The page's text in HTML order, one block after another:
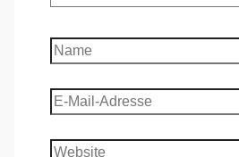
Name
E-
Mail-
Adresse
Website